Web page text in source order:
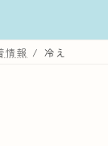
情報 冷え